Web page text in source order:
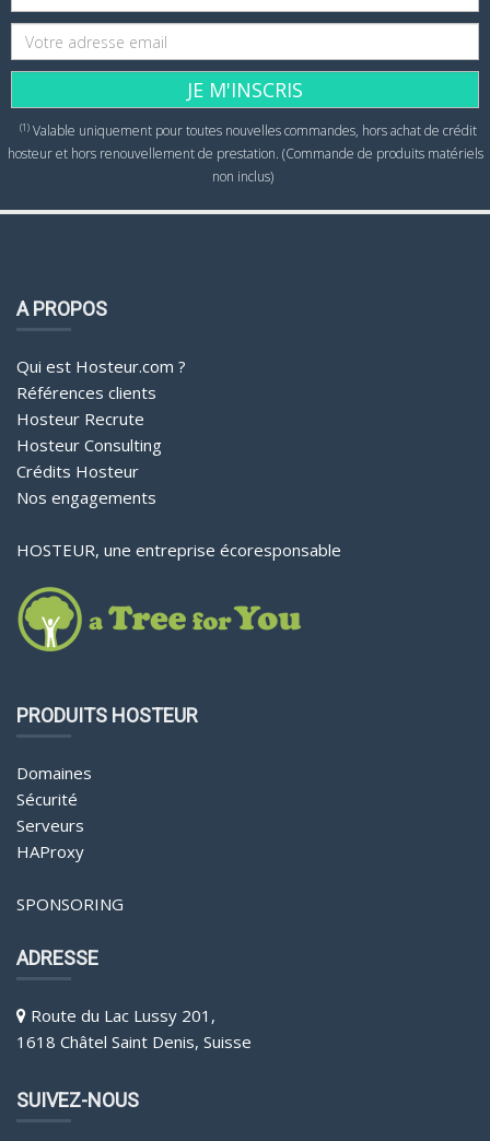
JE M'INSCRIS
(1)Valable uniquement pour toutes nouvelles commandes, hors achat de crédit
hosteur et hors renouvellement de prestation. (Commande de produits matériels
non inclus)
A PROPOS
Qui est Hosteur.com ?
Références clients
Hosteur Recrute
Hosteur Consulting
Crédits Hosteur
Nos engagements
HOSTEUR, une entreprise écoresponsable
PRODUITS HOSTEUR
Domaines
Sécurité
Serveurs
HAProxy
SPONSORING
ADRESSE
Route du Lac Lussy 201,
1618 Châtel Saint Denis, Suisse
SUIVEZ-NOUS